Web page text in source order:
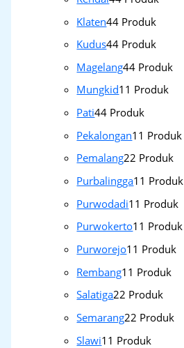
Klaten44 Produk
Kudus44 Produk
Magelang44 Produk
Mungkid1 1 Produk
Pati44 Produk
Pekalongan1 1 Produk
Pemalang22 Produk
Purbalingga1 1 Produk
Purwodadi1 1 Produk
Purwokerto1 1 Produk
Purworejo1 1 Produk
Rembang1 1 Produk
Salatiga22 Produk
Semarang22 Produk
Slawi1 1 Produk